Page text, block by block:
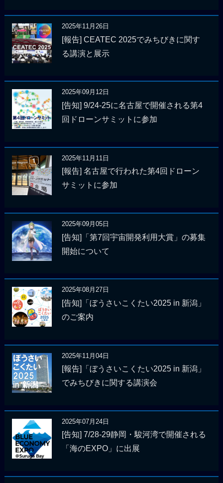
2025年11月26日
[報告] CEATEC 2025でみちびきに関す
る講演と展示
2025年09月12日
[告知] 9/24-25に名古屋で開催される第4
回ドローンサミットに参加
2025年11月11日
[報告] 名古屋で行われた第4回ドローン
サミットに参加
2025年09月05日
[告知]「第7回宇宙開発利用大賞」の募集
開始について
2025年08月27日
[告知]「ぼうさいこくたい2025 in 新潟」
のご案内
2025年11月04日
[報告]「ぼうさいこくたい2025 in 新潟」
でみちびきに関する講演会
2025年07月24日
[告知] 7/28-29静岡・駿河湾で開催される
「海のEXPO」に出展